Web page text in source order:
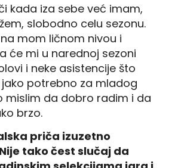
kada iza sebe već imam,
slobodno celu sezonu.
mom ličnom nivou i
će mi u narednoj sezoni
i neke asistencije što
potrebno za mladog
mislim da dobro radim i da
brzo.
priča izuzetno
Nije tako čest slučaj da